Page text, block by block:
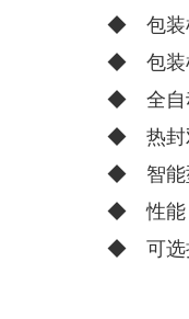
◆ 包装
◆ 包装
◆ 全自
◆ 热封
◆ 智能
◆ 性能
◆ 可选